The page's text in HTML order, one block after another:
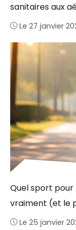
sanitaires aux
Le 27 janvier
Quel sport
vraiment (et le
Le 25 janvier